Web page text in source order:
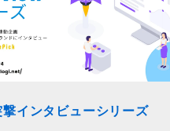
撃インタビューシリーズ